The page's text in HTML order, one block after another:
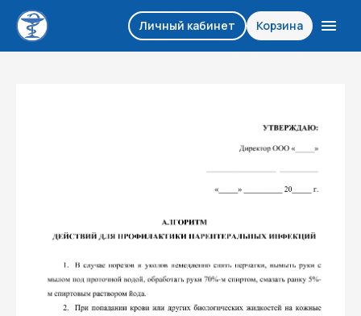
Личный кабинет Корзина